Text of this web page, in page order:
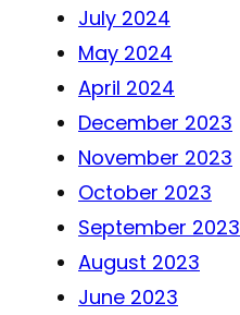
July 2024
May 2024
April 2024
December 2023
November 2023
October 2023
September 2023
August 2023
June 2023